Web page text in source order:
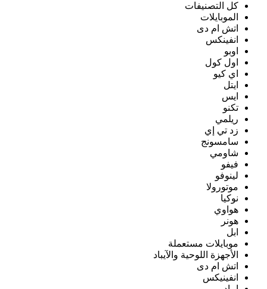
كل التصنيفات
الموبايلات
اتش ام دى
انفينكس
اوبو
اول كول
اي كيو
ايتل
ايس
تكنو
ريلمي
زد تي إي
سامسونج
شاومي
فيفو
لينوفو
موتورولا
نوكيا
هواوي
هونر
ابل
موبايلات مستعملة
الأجهزة اللوحية والآيباد
اتش ام دى
انفينيكس